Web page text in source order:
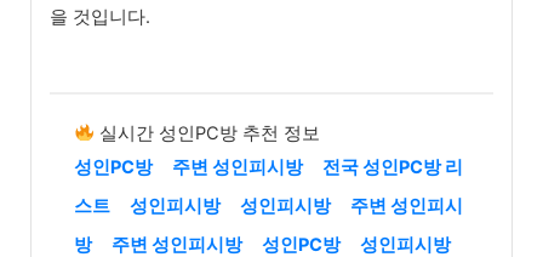
을 것입니다.
실시간 성인PC방 추천 정보
성인PC방
주변 성인피시방
전국 성인PC방 리
스트
성인피시방 성인피시방
주변 성인피시
방
주변 성인피시방 성인PC방
성인피시방